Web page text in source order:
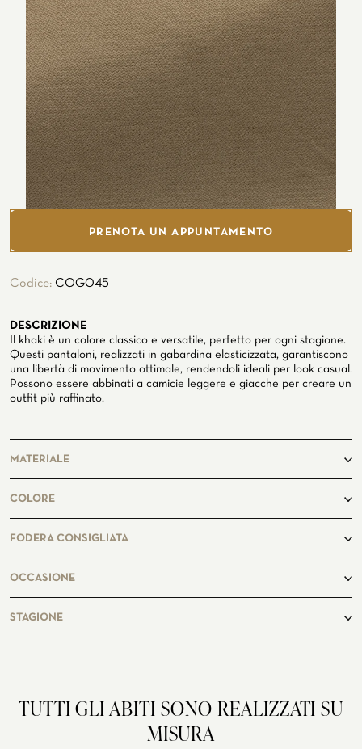
PERSONALIZZA LA TUA CAMICIA
In riva al mare
NOLEGGIO SMOKING
LA STORIA
GLI ATELIER
ATELIER MILANO SFORZA
PRENOTA UN APPUNTAMENTO
Codice: COG045
DESCRIZIONE
Il khaki è un colore classico e versatile, perfetto per ogni stagione.
Questi pantaloni, realizzati in gabardina elasticizzata, garantiscono
una libertà di movimento ottimale, rendendoli ideali per look casual.
Possono essere abbinati a camicie leggere e giacche per creare un
outfit più raffinato.
MATERIALE
COLORE
FODERA CONSIGLIATA
OCCASIONE
STAGIONE
TUTTI GLI ABITI SONO REALIZZATI SU
MISURA